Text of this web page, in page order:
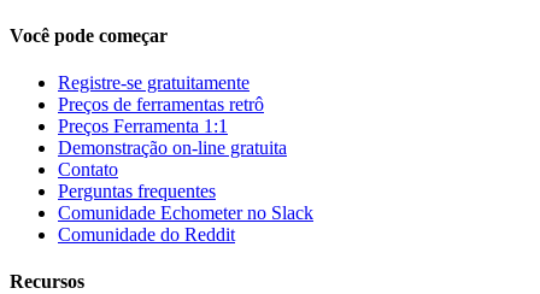
Você pode começar
Registre-se gratuitamente
Preços de ferramentas retrô
Preços Ferramenta 1:1
Demonstração on-line gratuita
Contato
Perguntas frequentes
Comunidade Echometer no Slack
Comunidade do Reddit
Recursos